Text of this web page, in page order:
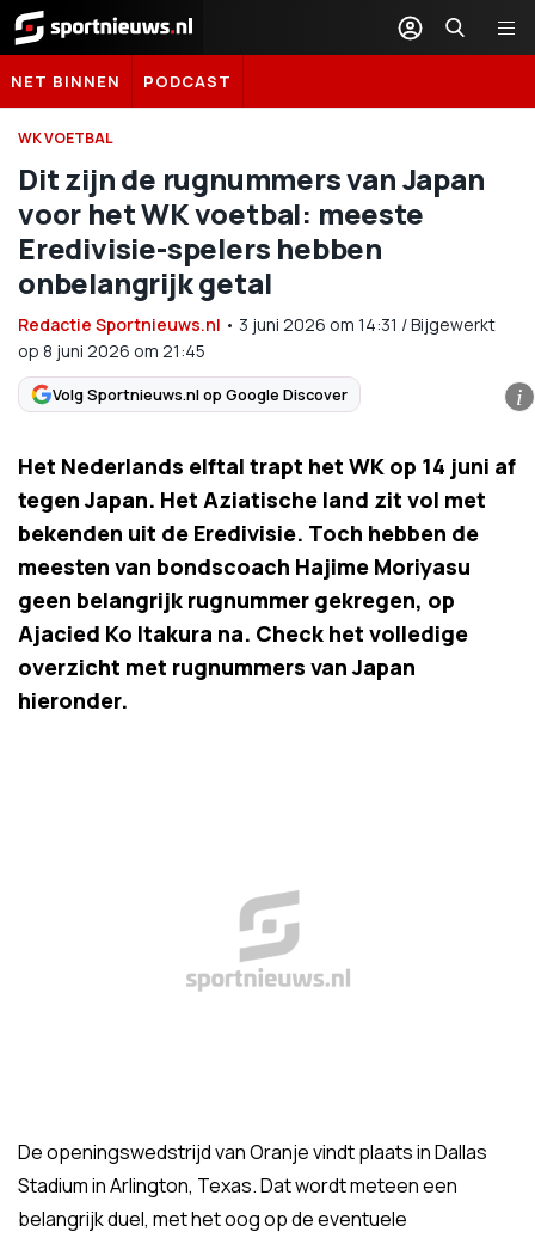
Sportnieuws.nl
NET BINNEN PODCAST
WK VOETBAL
Dit zijn de rugnummers van Japan
voor het WK voetbal: meeste
Eredivisie-spelers hebben
onbelangrijk getal
Redactie Sportnieuws.nl • 3 juni 2026 om 14:31 /Bijgewerkt
op 8 juni 2026 om 21:45
Volg Sportnieuws.nl op Google Discover i
Het Nederlands elftal trapt het WK op 14 juni af
tegen Japan. Het Aziatische land zit vol met
bekenden uit de Eredivisie. Toch hebben de
meesten van bondscoach Hajime Moriyasu
geen belangrijk rugnummer gekregen, op
Ajacied Ko Itakura na. Check het volledige
overzicht met rugnummers van Japan
hieronder.
De openingswedstrijd van Oranje vindt plaats in Dallas
Stadium in Arlington, Texas. Dat wordt meteen een
belangrijk duel, met het oog op de eventuele